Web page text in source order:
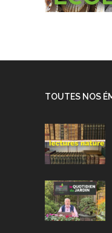
TOUTES NOS